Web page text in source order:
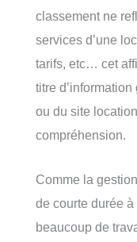
classement ne
services d’une
tarifs, etc… cet
titre
ou du site
compréhension.
Comme la
de courte durée
beaucoup de